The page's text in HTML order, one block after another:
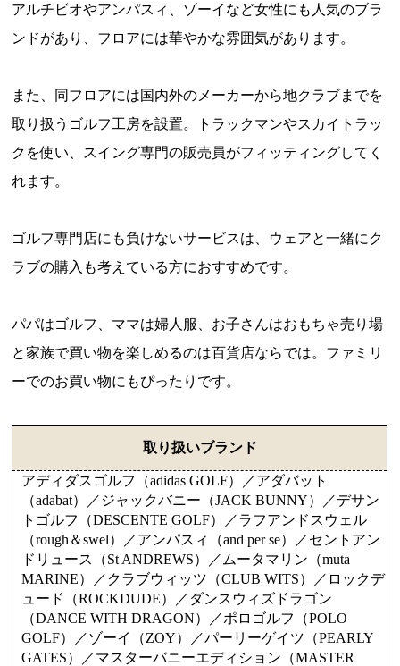
アルチビオやアンパスィ、ゾーイなど女性にも人気のブラ
ンドがあり、フロアには華やかな雰囲気があります。
また、同フロアには国内外のメーカーから地クラブまでを
取り扱うゴルフ工房を設置。トラックマンやスカイトラッ
クを使い、スイング専門の販売員がフィッティングしてく
れます。
ゴルフ専門店にも負けないサービスは、ウェアと一緒にク
ラブの購入も考えている方におすすめです。
パパはゴルフ、ママは婦人服、お子さんはおもちゃ売り場
と家族で買い物を楽しめるのは百貨店ならでは。ファミリ
ーでのお買い物にもぴったりです。
取り扱いブランド
アディダスゴルフ（adidas GOLF）／アダバット
（adabat）／ジャックバニー（JACK BUNNY）／デサン
トゴルフ（DESCENTE GOLF）／ラフアンドスウェル
（rough＆swel）／アンパスィ（and per se）／セントアン
ドリュース（St ANDREWS）／ムータマリン（muta
MARINE）／クラブウィッツ（CLUB WITS）／ロックデ
ュード（ROCKDUDE）／ダンスウィズドラゴン
（DANCE WITH DRAGON）／ポロゴルフ（POLO
GOLF）／ゾーイ（ZOY）／パーリーゲイツ（PEARLY
GATES）／マスターバニーエディション（MASTER